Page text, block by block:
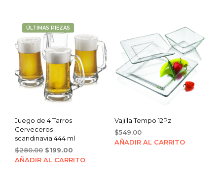
ÚLTIMAS PIEZAS
Juego de 4 Tarros
Cerveceros
scandinavia 444 ml
$280.00 Original
price
$199.00
price
AÑADIR AL CARRITO
Vajilla Tempo 12Pz
$549.00
AÑADIR AL CARRITO